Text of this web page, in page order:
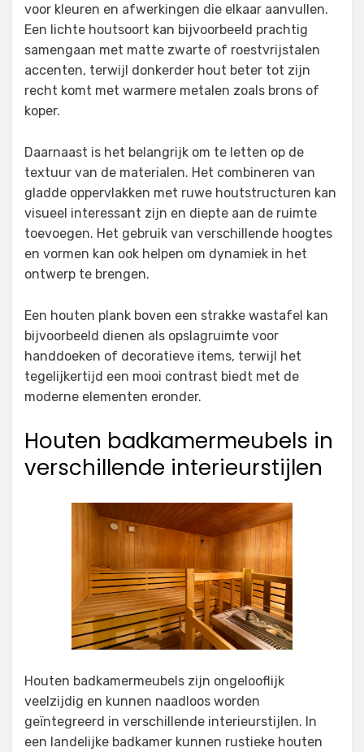
voor kleuren en afwerkingen die elkaar aanvullen.
Een lichte houtsoort kan bijvoorbeeld prachtig
samengaan met matte zwarte of roestvrijstalen
accenten, terwijl donkerder hout beter tot zijn
recht komt met warmere metalen zoals brons of
koper.
Daarnaast is het belangrijk om te letten op de
textuur van de materialen. Het combineren van
gladde oppervlakken met ruwe houtstructuren kan
visueel interessant zijn en diepte aan de ruimte
toevoegen. Het gebruik van verschillende hoogtes
en vormen kan ook helpen om dynamiek in het
ontwerp te brengen.
Een houten plank boven een strakke wastafel kan
bijvoorbeeld dienen als opslagruimte voor
handdoeken of decoratieve items, terwijl het
tegelijkertijd een mooi contrast biedt met de
moderne elementen eronder.
Houten badkamermeubels in
verschillende interieurstijlen
Houten badkamermeubels zijn ongelooflijk
veelzijdig en kunnen naadloos worden
geïntegreerd in verschillende interieurstijlen. In
een landelijke badkamer kunnen rustieke houten